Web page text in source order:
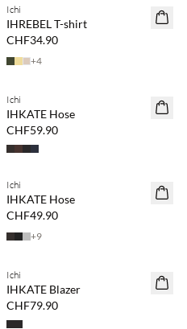
NEUHEITEN
Ichi
IHREBEL T-shirt
CHF34.90
+4
NEUHEITEN
Ichi
IHKATE Hose
CHF59.90
NEUHEITEN
Kaufe mind. 2 & spare 20 %
Ichi
IHKATE Hose
CHF49.90
+9
NEUHEITEN
Ichi
IHKATE Blazer
CHF79.90